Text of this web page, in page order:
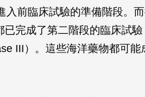
前臨床試驗的準備階段。
完成了第二階段的臨床試驗
III）。這些海洋藥物都可能